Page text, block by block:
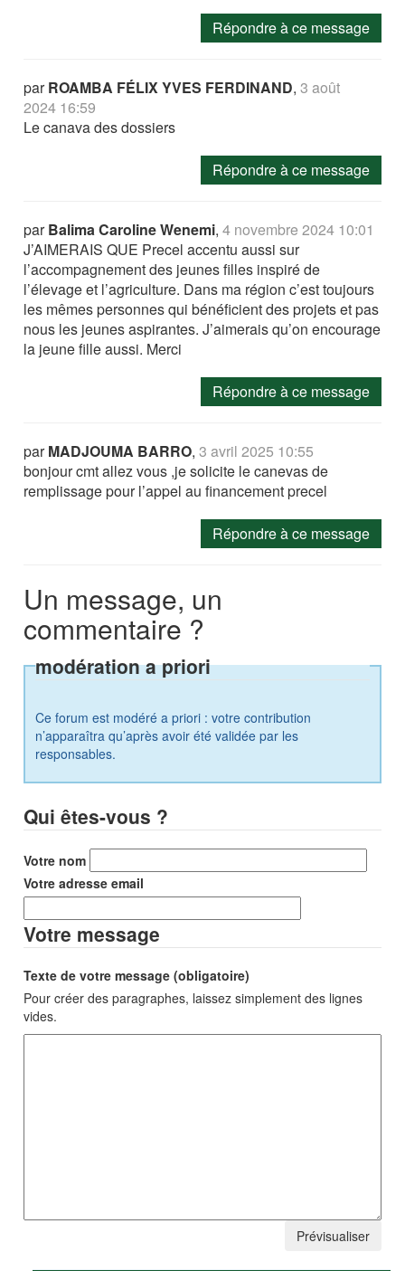
Répondre à ce message
parROAMBA FÉLIX YVES FERDINAND,3 août
2024 16:59
Le canava des dossiers
Répondre à ce message
parBalima Caroline Wenemi,4 novembre 2024 10:01
J’AIMERAIS QUE Precel accentu aussi sur
l’accompagnement des jeunes filles inspiré de
l’élevage et l’agriculture. Dans ma région c’est toujours
les mêmes personnes qui bénéficient des projets et pas
nous les jeunes aspirantes. J’aimerais qu’on encourage
la jeune fille aussi. Merci
Répondre à ce message
parMADJOUMA BARRO,3 avril 2025 10:55
bonjour cmt allez vous ,je solicite le canevas de
remplissage pour l’appel au financement precel
Répondre à ce message
Un message, un
commentaire ?
modération a priori
Ce forum est modéré a priori : votre contribution
n’apparaîtra qu’après avoir été validée par les
responsables.
Qui êtes-vous ?
Votre nom
Votre adresse email
Votre message
Texte de votre message (obligatoire)
Pour créer des paragraphes, laissez simplement des lignes
vides.